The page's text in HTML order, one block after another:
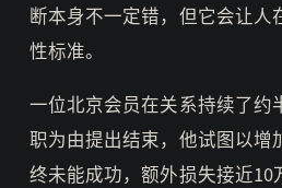
断本身不一定错，但它会让人
性标准。
一位北京会员在关系持续了约
职为由提出结束，他试图以增
终未能成功，额外损失接近